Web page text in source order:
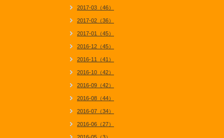
2017-03（46）
2017-02（36）
2017-01（45）
2016-12（45）
2016-11（41）
2016-10（42）
2016-09（42）
2016-08（44）
2016-07（34）
2016-06（27）